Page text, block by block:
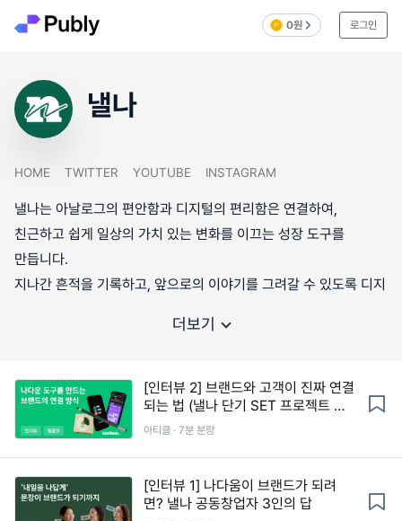
0원 로그인
낼나
HOME TWITTER YOUTUBE INSTAGRAM
낼나는 아날로그의 편안함과 디지털의 편리함은 연결하여,
친근하고 쉽게 일상의 가치 있는 변화를 이끄는 성장 도구를
만듭니다.
지나간 흔적을 기록하고, 앞으로의 이야기를 그려갈 수 있도록 디지
더보기
[인터뷰 2] 브랜드와 고객이 진짜 연결
되는 법 (낼나 단기 SET 프로젝트 트
래커 제공)
아티클 · 7분 분량
[인터뷰 1] 나다움이 브랜드가 되려
면? 낼나 공동창업자 3인의 답